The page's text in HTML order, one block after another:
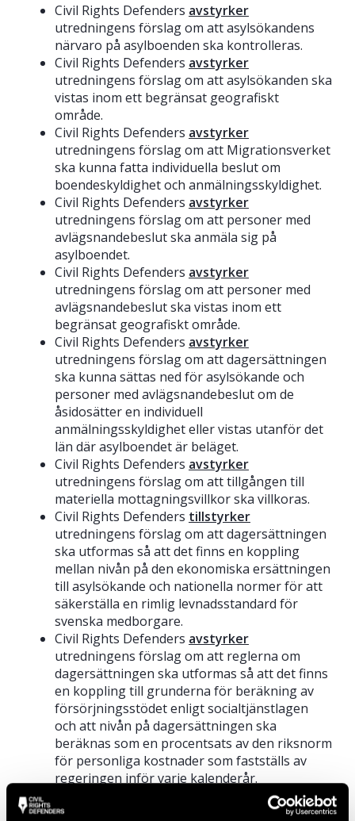
Civil Rights Defenders avstyrker
utredningens förslag om att asylsökandens
närvaro på asylboenden ska kontrolleras.
Civil Rights Defenders avstyrker
utredningens förslag om att asylsökanden ska
vistas inom ett begränsat geografiskt
område.
Civil Rights Defenders avstyrker
utredningens förslag om att Migrationsverket
ska kunna fatta individuella beslut om
boendeskyldighet och anmälningsskyldighet.
Civil Rights Defenders avstyrker
utredningens förslag om att personer med
avlägsnandebeslut ska anmäla sig på
asylboendet.
Civil Rights Defenders avstyrker
utredningens förslag om att personer med
avlägsnandebeslut ska vistas inom ett
begränsat geografiskt område.
Civil Rights Defenders avstyrker
utredningens förslag om att dagersättningen
ska kunna sättas ned för asylsökande och
personer med avlägsnandebeslut om de
åsidosätter en individuell
anmälningsskyldighet eller vistas utanför det
län där asylboendet är beläget.
Civil Rights Defenders avstyrker
utredningens förslag om att tillgången till
materiella mottagningsvillkor ska villkoras.
Civil Rights Defenders tillstyrker
utredningens förslag om att dagersättningen
ska utformas så att det finns en koppling
mellan nivån på den ekonomiska ersättningen
till asylsökande och nationella normer för att
säkerställa en rimlig levnadsstandard för
svenska medborgare.
Civil Rights Defenders avstyrker
utredningens förslag om att reglerna om
dagersättningen ska utformas så att det finns
en koppling till grunderna för beräkning av
försörjningsstödet enligt socialtjänstlagen
och att nivån på dagersättningen ska
beräknas som en procentsats av den riksnorm
för personliga kostnader som fastställs av
regeringen inför varje kalenderår.
utredningens förslag om kommuners